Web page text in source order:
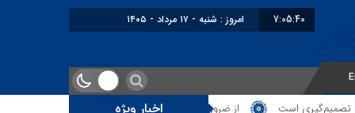
7:05:40 امروز : شنبه - ۱۷ مرداد - ۱۴۰۵
اخبار ویژه است از ضرورت اصلاح رویه‌های بازرسی تا لزوم اصلاح حکمرانی در